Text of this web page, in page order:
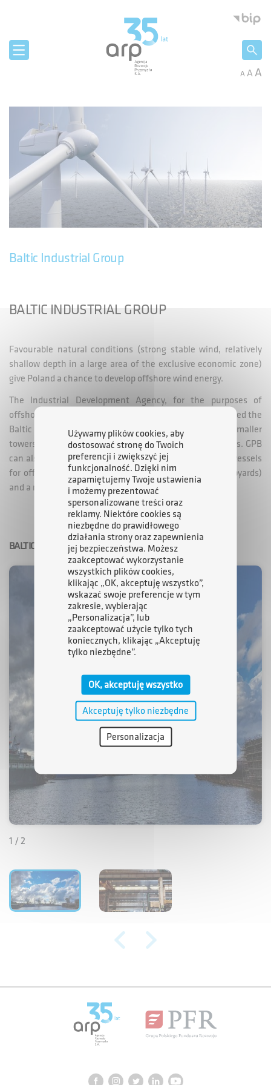
AAA
Baltic Industrial Group
BALTIC INDUSTRIAL GROUP
Favourable natural conditions (strong stable wind, relatively
shallow depth in a large area of the exclusive economic zone)
give Poland a chance to develop offshore wind energy.
The Industrial Development Agency, for the purposes of
offshore wind farm construction activities, has established the
Baltic Industrial Group (GPB), which will manufacture: smaller
towers for offshore wind farms and offshore substations. GPB
can also be a subcontractor for service and installation vessels
for offshore wind farms (in cooperation with other shipyards)
and a manufacturer of steel equipment.
BALTIC INDUSTRIAL GROUP
1 / 2
Używamy plików cookies, aby
dostosować stronę do Twoich
preferencji i zwiększyć jej
funkcjonalność. Dzięki nim
zapamiętujemy Twoje ustawienia
i możemy prezentować
spersonalizowane treści oraz
reklamy. Niektóre cookies są
niezbędne do prawidłowego
działania strony oraz zapewnienia
jej bezpieczeństwa. Możesz
zaakceptować wykorzystanie
wszystkich plików cookies,
klikając „OK, akceptuję wszystko”,
wskazać swoje preferencje w tym
zakresie, wybierając
„Personalizacja”, lub
zaakceptować użycie tylko tych
koniecznych, klikając „Akceptuję
tylko niezbędne”.
OK, akceptuję wszystko
Akceptuję tylko niezbędne
Personalizacja